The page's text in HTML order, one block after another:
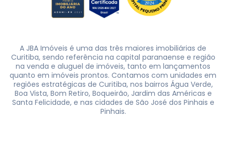
A JBA Imóveis é uma das três maiores imobiliárias de
Curitiba, sendo referência na capital paranaense e região
na venda e aluguel de imóveis, tanto em lançamentos
quanto em imóveis prontos. Contamos com unidades em
regiões estratégicas de Curitiba, nos bairros Água Verde,
Boa Vista, Bom Retiro, Boqueirão, Jardim das Américas e
Santa Felicidade, e nas cidades de São José dos Pinhais e
Pinhais.